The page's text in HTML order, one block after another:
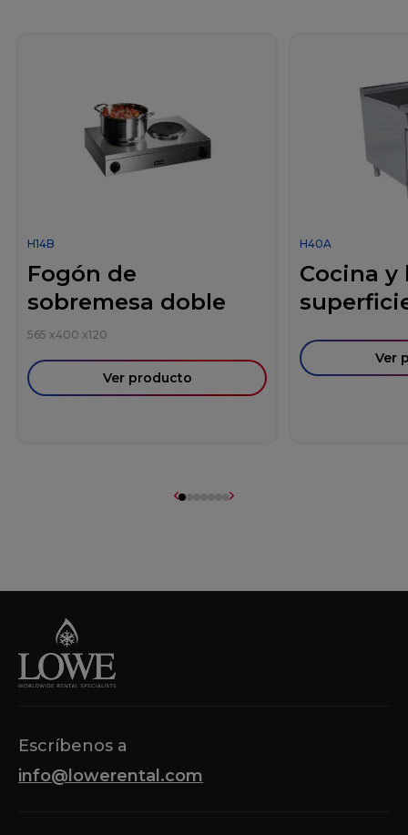
H14B
Fogón de
sobremesa doble
565 x400 x120
Ver producto
H40A
Cocina y
Ver
Escríbenos a
info@lowerental.com